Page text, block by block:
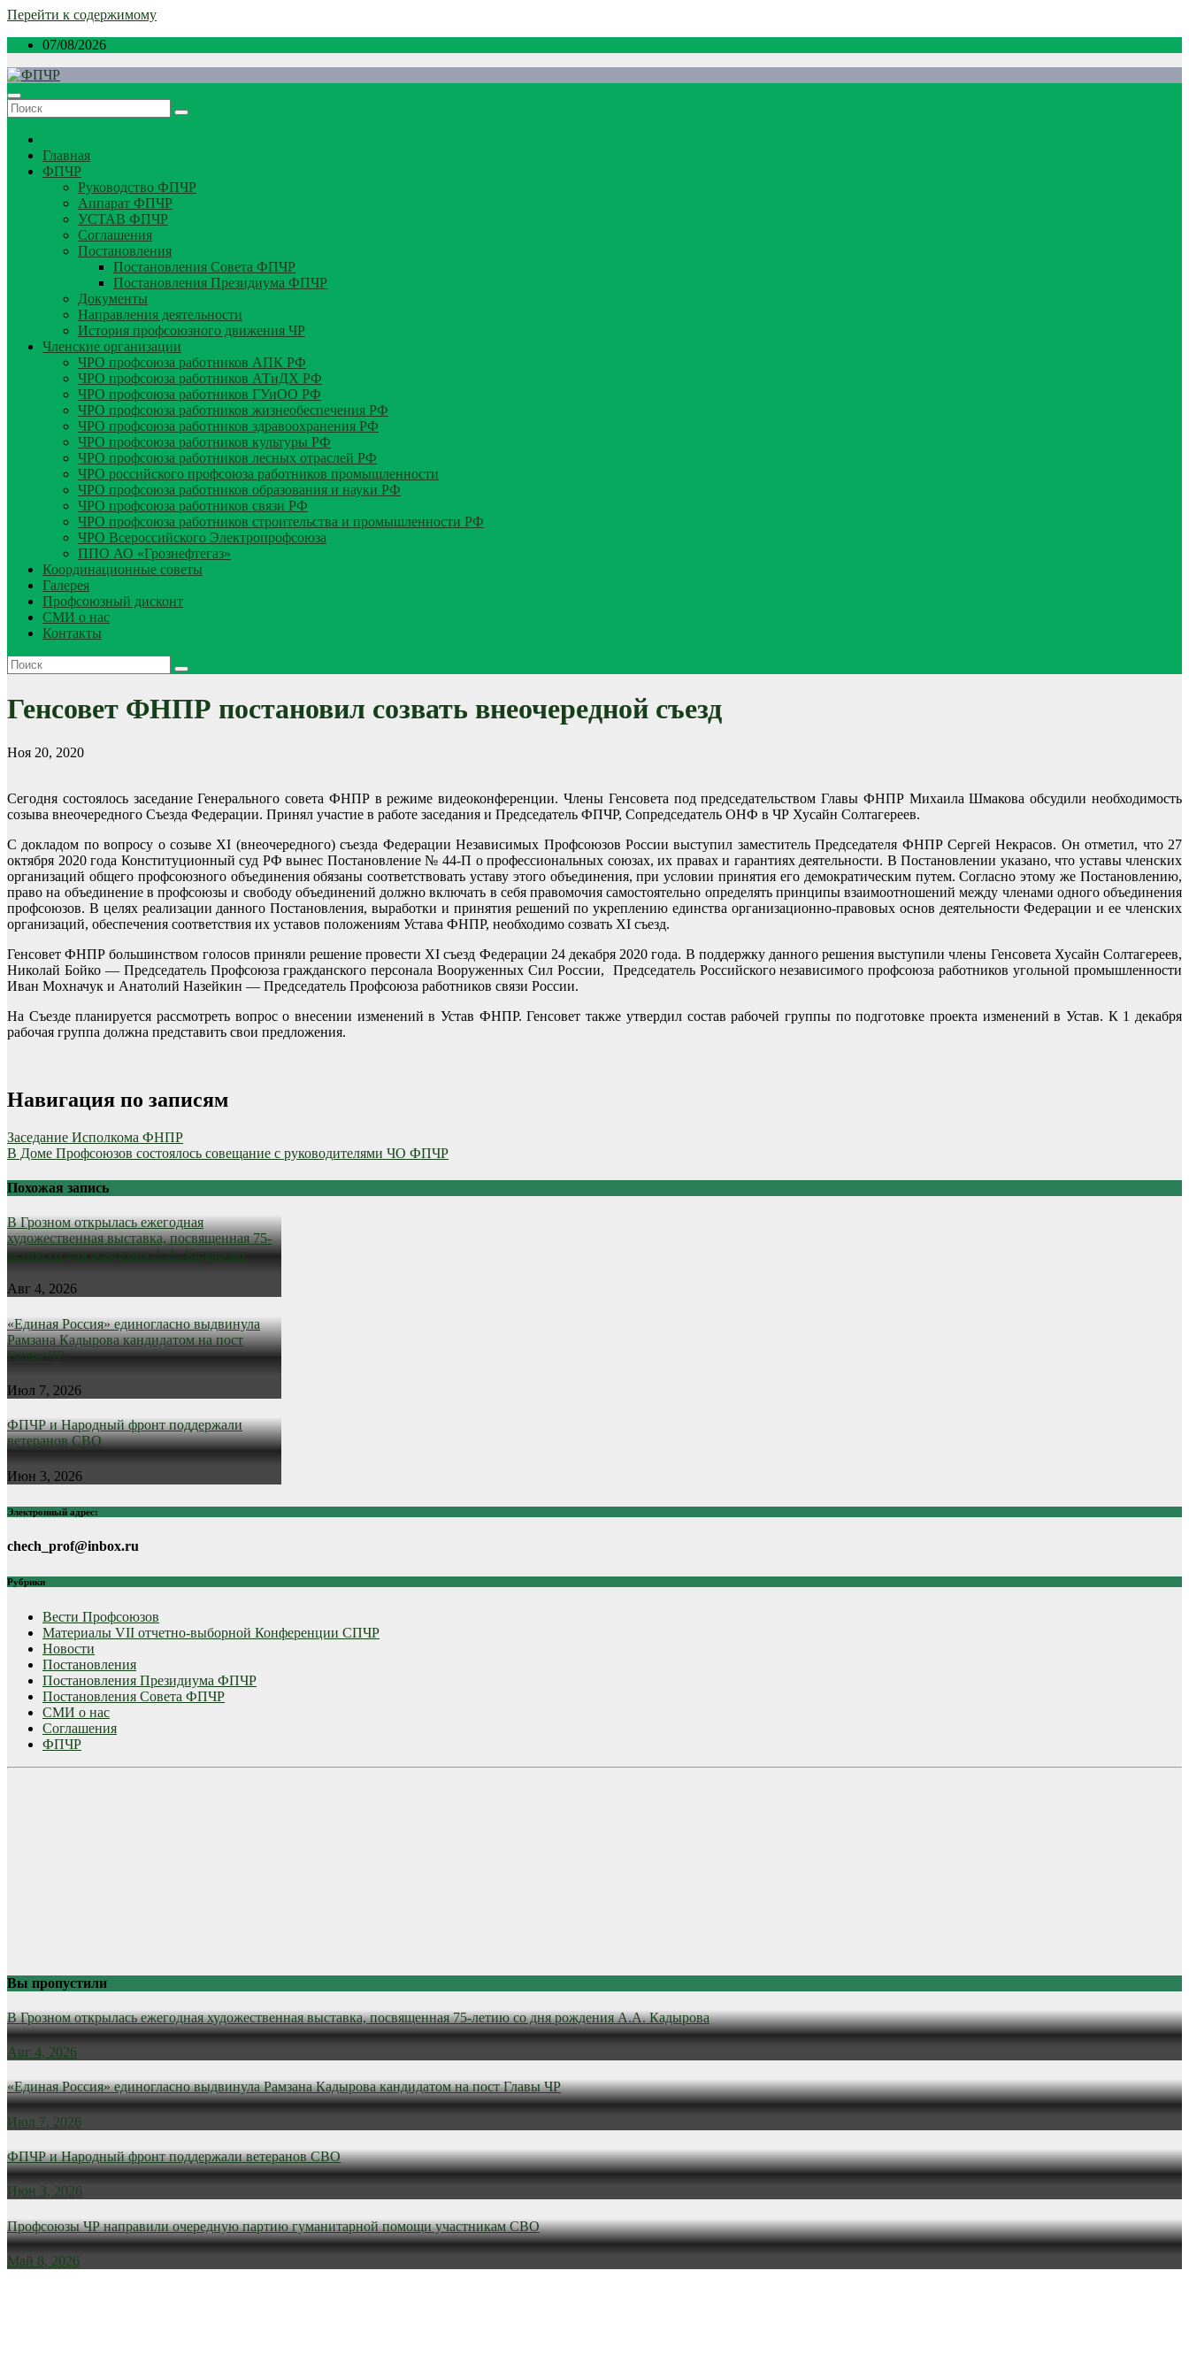
Перейти к содержимому
07/08/2026
Главная
ФПЧР
Руководство ФПЧР
Аппарат ФПЧР
УСТАВ ФПЧР
Соглашения
Постановления
Постановления Совета ФПЧР
Постановления Президиума ФПЧР
Документы
Направления деятельности
История профсоюзного движения ЧР
Членские организации
ЧРО профсоюза работников АПК РФ
ЧРО профсоюза работников АТиДХ РФ
ЧРО профсоюза работников ГУиОО РФ
ЧРО профсоюза работников жизнеобеспечения РФ
ЧРО профсоюза работников здравоохранения РФ
ЧРО профсоюза работников культуры РФ
ЧРО профсоюза работников лесных отраслей РФ
ЧРО российского профсоюза работников промышленности
ЧРО профсоюза работников образования и науки РФ
ЧРО профсоюза работников связи РФ
ЧРО профсоюза работников строительства и промышленности РФ
ЧРО Всероссийского Электропрофсоюза
ППО АО «Грознефтегаз»
Координационные советы
Галерея
Профсоюзный дисконт
СМИ о нас
Контакты
Генсовет ФНПР постановил созвать внеочередной съезд
Ноя 20, 2020
Сегодня состоялось заседание Генерального совета ФНПР в режиме видеоконференции. Члены Генсовета под председательством Главы ФНПР Михаила Шмакова обсудили необходимость
созыва внеочередного Съезда Федерации. Принял участие в работе заседания и Председатель ФПЧР, Сопредседатель ОНФ в ЧР Хусайн Солтагереев.
С докладом по вопросу о созыве XI (внеочередного) съезда Федерации Независимых Профсоюзов России выступил заместитель Председателя ФНПР Сергей Некрасов. Он отметил, что 27
октября 2020 года Конституционный суд РФ вынес Постановление № 44-П о профессиональных союзах, их правах и гарантиях деятельности. В Постановлении указано, что уставы членских
организаций общего профсоюзного объединения обязаны соответствовать уставу этого объединения, при условии принятия его демократическим путем. Согласно этому же Постановлению,
право на объединение в профсоюзы и свободу объединений должно включать в себя правомочия самостоятельно определять принципы взаимоотношений между членами одного объединения
профсоюзов. В целях реализации данного Постановления, выработки и принятия решений по укреплению единства организационно-правовых основ деятельности Федерации и ее членских
организаций, обеспечения соответствия их уставов положениям Устава ФНПР, необходимо созвать XI съезд.
Генсовет ФНПР большинством голосов приняли решение провести XI съезд Федерации 24 декабря 2020 года. В поддержку данного решения выступили члены Генсовета Хусайн Солтагереев,
Николай Бойко — Председатель Профсоюза гражданского персонала Вооруженных Сил России, Председатель Российского независимого профсоюза работников угольной промышленности
Иван Мохначук и Анатолий Назейкин — Председатель Профсоюза работников связи России.
На Съезде планируется рассмотреть вопрос о внесении изменений в Устав ФНПР. Генсовет также утвердил состав рабочей группы по подготовке проекта изменений в Устав. К 1 декабря
рабочая группа должна представить свои предложения.
Навигация по записям
Заседание Исполкома ФНПР
В Доме Профсоюзов состоялось совещание с руководителями ЧО ФПЧР
Похожая запись
В Грозном открылась ежегодная
художественная выставка, посвященная 75-
летию со дня рождения А.А. Кадырова
Авг 4, 2026
«Единая Россия» единогласно выдвинула
Рамзана Кадырова кандидатом на пост
Главы ЧР
Июл 7, 2026
ФПЧР и Народный фронт поддержали
ветеранов СВО
Июн 3, 2026
Электронный адрес:
chech_prof@inbox.ru
Рубрики
Вести Профсоюзов
Материалы VII отчетно-выборной Конференции СПЧР
Новости
Постановления
Постановления Президиума ФПЧР
Постановления Совета ФПЧР
СМИ о нас
Соглашения
ФПЧР
Вы пропустили
В Грозном открылась ежегодная художественная выставка, посвященная 75-летию со дня рождения А.А. Кадырова
Авг 4, 2026
«Единая Россия» единогласно выдвинула Рамзана Кадырова кандидатом на пост Главы ЧР
Июл 7, 2026
ФПЧР и Народный фронт поддержали ветеранов СВО
Июн 3, 2026
Профсоюзы ЧР направили очередную партию гуманитарной помощи участникам СВО
Май 8, 2026